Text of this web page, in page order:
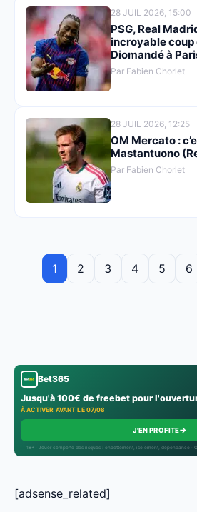
28 JUIL 2026, 15:00
PSG, Real
incroyable coup
Diomandé à
Par Fabien Chorlet
28 JUIL 2026, 12:25
OM Mercato :
Mastantuono
Par Fabien Chorlet
1 2 3 4 5 6
Bet365
Jusqu'à 100€ de freebet pour
À ACTIVER AVANT LE 07/08
J'EN PROFITE→
18+ · Jouer comporte des risques : endettement, isolement, dépendance ·
[adsense_related]